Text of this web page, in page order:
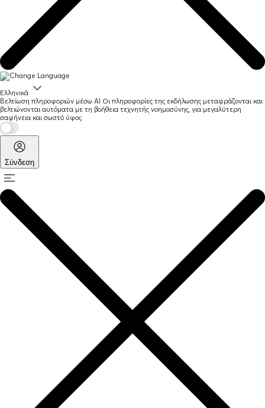
Ελληνικά
Βελτίωση πληροφοριών μέσω AI Οι πληροφορίες της εκδήλωσης μεταφράζονται και
βελτιώνονται αυτόματα με τη βοήθεια τεχνητής νοημοσύνης, για μεγαλύτερη
σαφήνεια και σωστό ύφος.
Σύνδεση